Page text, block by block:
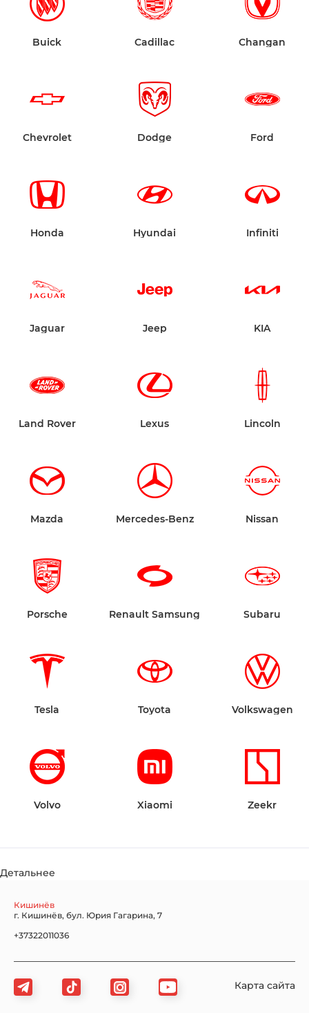
Buick Cadillac Changan
Chevrolet Dodge Ford
Honda Hyundai Infiniti
Jaguar Jeep KIA
Land Rover Lexus Lincoln
Mazda Mercedes-Benz Nissan
Porsche Renault Samsung Subaru
Tesla Toyota Volkswagen
Volvo Xiaomi Zeekr
Детальнее
Кишинёв
г. Кишинёв, бул. Юрия Гагарина, 7
+37322011036
Карта сайта